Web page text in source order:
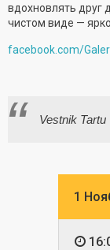
вдохновлять друг
чистом виде —
facebook.com/
Vestnik Tartu
1